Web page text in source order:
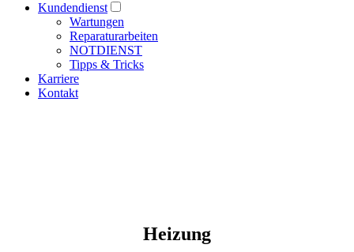
Kundendienst
Wartungen
Reparaturarbeiten
NOTDIENST
Tipps & Tricks
Karriere
Kontakt
Heizung